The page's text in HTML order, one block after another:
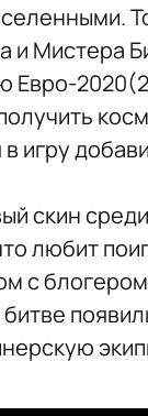
и Мистера
Евро-
игру
скин
любит
с